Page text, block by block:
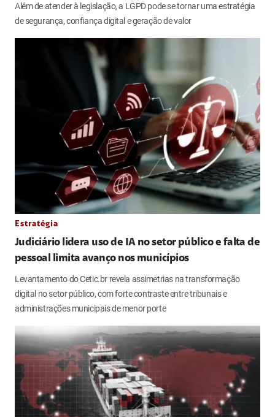
Além de atender à legislação, a LGPD pode se tornar uma estratégia
de segurança, confiança digital e geração de valor
Estratégia
Judiciário lidera uso de IA no setor público e falta de
pessoal limita avanço nos municípios
Levantamento do Cetic.br revela assimetrias na transformação
digital no setor público, com forte contraste entre tribunais e
administrações municipais de menor porte